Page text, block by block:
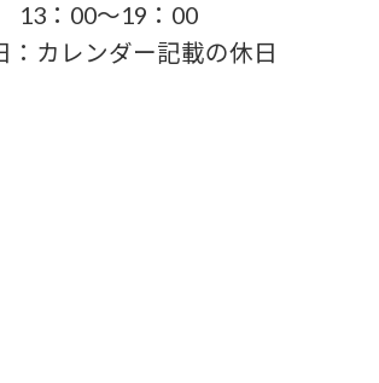
13：00～19：00
：カレンダー記載の休日